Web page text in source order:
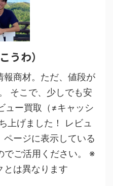
うわ）
報商材。ただ、値段が
そこで、少しでも安
ュー買取（≠キャッシ
上げました！ レビュ
ージに表示している
でご活用ください。 ※
とは異なります